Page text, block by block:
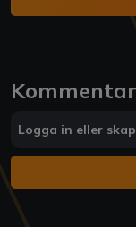
Logga in eller